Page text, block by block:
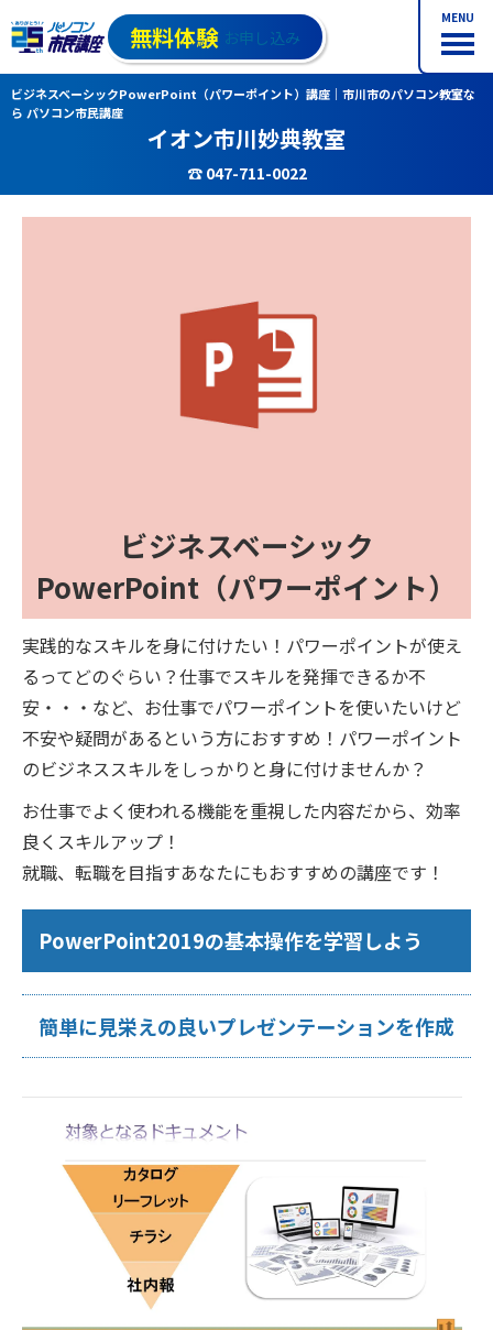
MENU
無料体験 お申し込み
ビジネスベーシックPowerPoint（パワーポイント）講座｜市川市のパソコン教室な
ら パソコン市民講座
イオン市川妙典教室
☎ 047-711-0022
ビジネスベーシック
PowerPoint（パワーポイント）
実践的なスキルを身に付けたい！パワーポイントが使え
るってどのぐらい？仕事でスキルを発揮できるか不
安・・・など、お仕事でパワーポイントを使いたいけど
不安や疑問があるという方におすすめ！パワーポイント
のビジネススキルをしっかりと身に付けませんか？
お仕事でよく使われる機能を重視した内容だから、効率
良くスキルアップ！
就職、転職を目指すあなたにもおすすめの講座です！
PowerPoint2019の基本操作を学習しよう
簡単に見栄えの良いプレゼンテーションを作成